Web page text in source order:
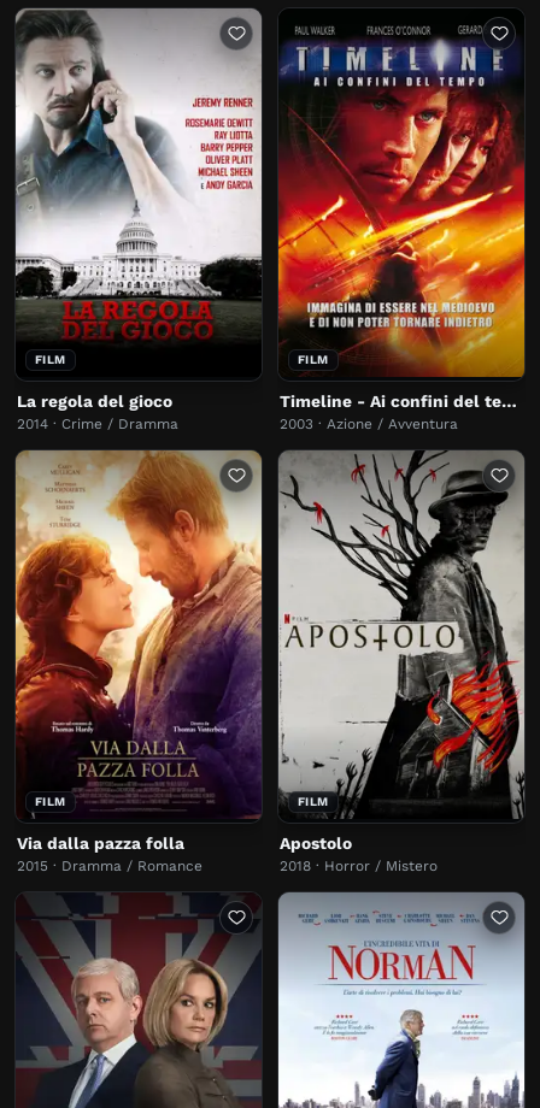
FILM
La regola del gioco
2014 · Crime / Dramma
FILM
Timeline - Ai confini del tempo
2003 · Azione / Avventura
FILM
Via dalla pazza folla
2015 · Dramma / Romance
FILM
Apostolo
2018 · Horror / Mistero